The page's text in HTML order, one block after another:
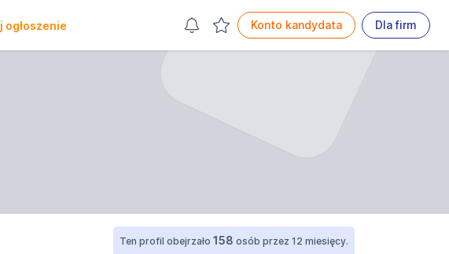
ogłoszenie Konto kandydata Dla firm
Ten profil obejrzało 158 osób przez 12 miesięcy.